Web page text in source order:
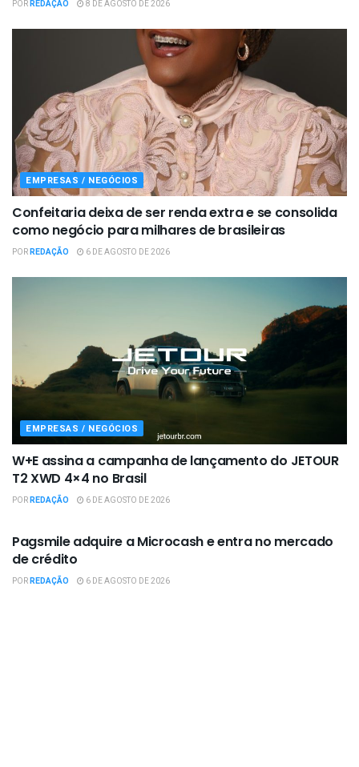
POR REDAÇÃO 8 DE AGOSTO DE 2026
EMPRESAS / NEGÓCIOS
Confeitaria deixa de ser renda extra e se consolida
como negócio para milhares de brasileiras
PORREDAÇÃO 6 DE AGOSTO DE 2026
EMPRESAS / NEGÓCIOS
W+E assina a campanha de lançamento do JETOUR
T2 XWD 4×4 no Brasil
PORREDAÇÃO 6 DE AGOSTO DE 2026
Pagsmile adquire a Microcash e entra no mercado
de crédito
PORREDAÇÃO 6 DE AGOSTO DE 2026